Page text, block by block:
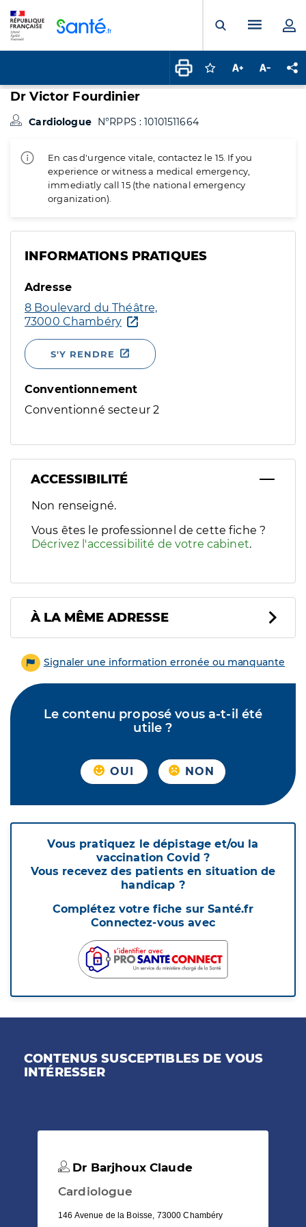
Ouvrir laMenu
Connectez-vous
Augmenter la
Dr Victor Fourdinier
Cardiologue N°RPPS : 10101511664
En cas d'urgence vitale, contactez le 15. If you
experience or witness a medical emergency,
immediatly call 15 (the national emergency
organization).
INFORMATIONS PRATIQUES
Adresse
8 Boulevard du Théâtre,
73000 Chambéry
S'Y RENDRE
Conventionnement
Conventionné secteur 2
ACCESSIBILITÉ
Filtres
Sélectionnez un ou plusieurs handicaps/besoins
Non renseigné.
Vous êtes le professionnel de cette fiche ?
Décrivez l'accessibilité de votre cabinet.
À LA MÊME ADRESSE
Signaler une information erronée ou manquante
Le contenu proposé vous a-t-il été
utile ?
OUI NON
Vous pratiquez le dépistage et/ou la
vaccination Covid ?
Vous recevez des patients en situation de
handicap ?
Complétez votre fiche sur Santé.fr
Connectez-vous avec
CONTENUS SUSCEPTIBLES DE VOUS
INTÉRESSER
Dr Barjhoux Claude
Cardiologue
146 Avenue de la Boisse, 73000 Chambéry